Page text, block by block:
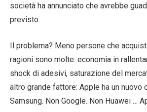
società ha annunciato che avrebbe
previsto.
Il problema? Meno persone che
ragioni sono molte: economia in
shock di adesivi, saturazione del
altro grande fattore: Apple ha un nuovo
Samsung. Non Google. Non Huawei …